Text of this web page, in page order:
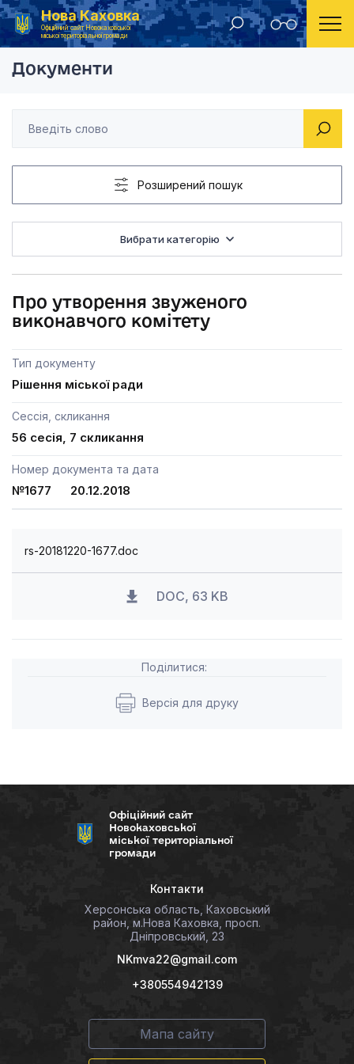
Нова Каховка
Офіційний сайт Новокаховської
міської територіальної громади
Головна Рішення Новокаховської міської ради 2018 рік Про утворення
Документи
Розширений пошук
Вибрати категорію
Про утворення звуженого
виконавчого комітету
Тип документу
Рішення міської ради
Сессія, скликання
56 сесія, 7 скликання
Номер документа та дата
№1677 20.12.2018
rs-20181220-1677.doc
DOC, 63 KB
Поділитися:
Версія для друку
Офіційний сайт
Новокаховської
міської територіальної
громади
Контакти
Херсонська область, Каховський
район, м.Нова Каховка, просп.
Дніпровський, 23
NKmva22@gmail.com
+380554942139
Мапа сайту